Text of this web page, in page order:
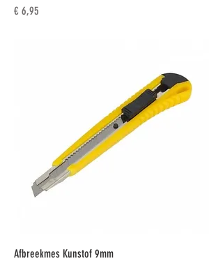
Prijs
€ 6,95
Afbreekmes Kunstof 9mm